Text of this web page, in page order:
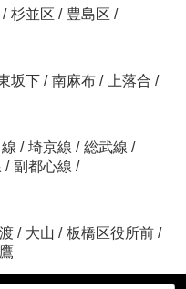
/ 杉並区 / 豊島区 /
坂下 / 南麻布 / 上落合 /
/ 埼京線 / 総武線 /
/ 副都心線 /
/ 大山 / 板橋区役所前 /